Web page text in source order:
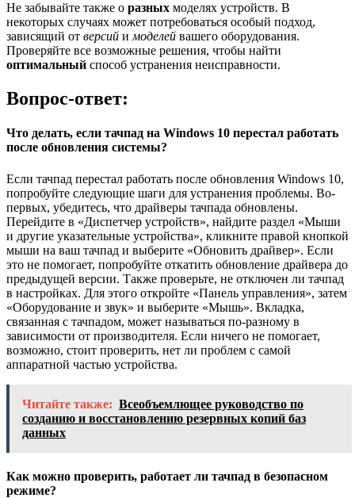
Не забывайте также о разных моделях устройств. В
некоторых случаях может потребоваться особый подход,
зависящий от версий и моделей вашего оборудования.
Проверяйте все возможные решения, чтобы найти
оптимальный способ устранения неисправности.
Вопрос-ответ:
Что делать, если тачпад на Windows 10 перестал работать
после обновления системы?
Если тачпад перестал работать после обновления Windows 10,
попробуйте следующие шаги для устранения проблемы. Во-
первых, убедитесь, что драйверы тачпада обновлены.
Перейдите в «Диспетчер устройств», найдите раздел «Мыши
и другие указательные устройства», кликните правой кнопкой
мыши на ваш тачпад и выберите «Обновить драйвер». Если
это не помогает, попробуйте откатить обновление драйвера до
предыдущей версии. Также проверьте, не отключен ли тачпад
в настройках. Для этого откройте «Панель управления», затем
«Оборудование и звук» и выберите «Мышь». Вкладка,
связанная с тачпадом, может называться по-разному в
зависимости от производителя. Если ничего не помогает,
возможно, стоит проверить, нет ли проблем с самой
аппаратной частью устройства.
Читайте также: Всеобъемлющее руководство по
созданию и восстановлению резервных копий баз
данных
Как можно проверить, работает ли тачпад в безопасном
режиме?